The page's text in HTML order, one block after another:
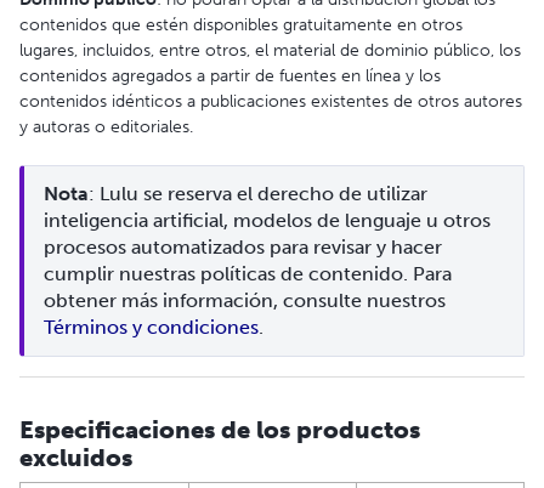
contenidos que estén disponibles gratuitamente en otros
lugares, incluidos, entre otros, el material de dominio público, los
contenidos agregados a partir de fuentes en línea y los
contenidos idénticos a publicaciones existentes de otros autores
y autoras o editoriales.
Nota: Lulu se reserva el derecho de utilizar
inteligencia artificial, modelos de lenguaje u otros
procesos automatizados para revisar y hacer
cumplir nuestras políticas de contenido. Para
Términos y condiciones.
Especificaciones de los productos
excluidos